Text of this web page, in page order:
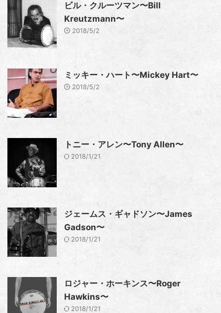
ビル・クルーツマン〜Bill
Kreutzmann〜
2018/5/2
ミッキー・ハート〜Mickey Hart〜
2018/5/2
トニー・アレン〜Tony Allen〜
2018/1/21
ジェームス・ギャドソン〜James
Gadson〜
2018/1/21
ロジャー・ホーキンス〜Roger
Hawkins〜
2018/1/21